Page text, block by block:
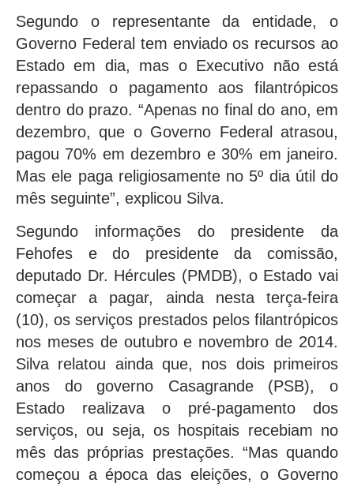
Segundo o representante da entidade, o
Governo Federal tem enviado os recursos ao
Estado em dia, mas o Executivo não está
repassando o pagamento aos filantrópicos
dentro do prazo. “Apenas no final do ano, em
dezembro, que o Governo Federal atrasou,
pagou 70% em dezembro e 30% em janeiro.
Mas ele paga religiosamente no 5º dia útil do
mês seguinte”, explicou Silva.
Segundo informações do presidente da
Fehofes e do presidente da comissão,
deputado Dr. Hércules (PMDB), o Estado vai
começar a pagar, ainda nesta terça-feira
(10), os serviços prestados pelos filantrópicos
nos meses de outubro e novembro de 2014.
Silva relatou ainda que, nos dois primeiros
anos do governo Casagrande (PSB), o
Estado realizava o pré-pagamento dos
serviços, ou seja, os hospitais recebiam no
mês das próprias prestações. “Mas quando
começou a época das eleições, o Governo